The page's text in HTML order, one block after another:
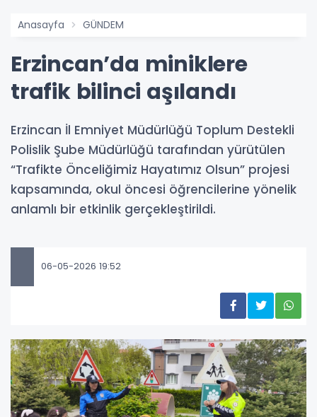
Anasayfa GÜNDEM
Erzincan’da miniklere
trafik bilinci aşılandı
Erzincan İl Emniyet Müdürlüğü Toplum Destekli
Polislik Şube Müdürlüğü tarafından yürütülen
“Trafikte Önceliğimiz Hayatımız Olsun” projesi
kapsamında, okul öncesi öğrencilerine yönelik
anlamlı bir etkinlik gerçekleştirildi.
06-05-2026 19:52